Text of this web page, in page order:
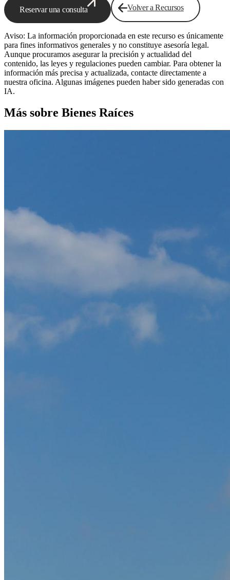
Reservar una consulta Volver a Recursos
Aviso: La información proporcionada en este recurso es únicamente
para fines informativos generales y no constituye asesoría legal.
Aunque procuramos asegurar la precisión y actualidad del
contenido, las leyes y regulaciones pueden cambiar. Para obtener la
información más precisa y actualizada, contacte directamente a
nuestra oficina. Algunas imágenes pueden haber sido generadas con
IA.
Más sobre Bienes Raíces